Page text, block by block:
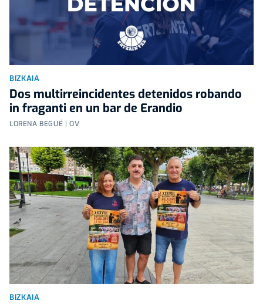
BIZKAIA
Dos multirreincidentes detenidos robando
in fraganti en un bar de Erandio
LORENA BEGUÉ | OV
BIZKAIA